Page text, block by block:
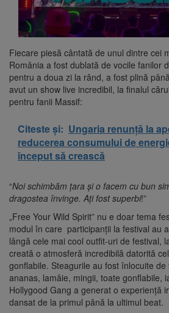
Fiecare piesă cântată de unul dintre cei
România a fost dublată de vocile fanilor
pentru a doua zi la rând, a fost plină
avut un show live incredibil, la finalul
pentru fanii Massif:
Citeste și: Ungaria renunță la
reducerea consumului de
început să crească
“Noi schimbăm țara și o facem cu bun
dragostea învinge. Ați fost superbi!”
„Free Your Wild Spirit” nu e doar tema
modul în care participanții la festival au
lângă cele mai cool outfit-uri de festival,
creată o atmosferă incredibilă datorită
gonflabile. Steagurile au fost înlocuite
ananas, lamâie, mingii, toate gonflabile,
Hollygood Gang a generat o experiență
dansat de la primul până la ultimul beat.